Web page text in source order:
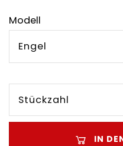
Modell
Engel
Stückzahl
IN